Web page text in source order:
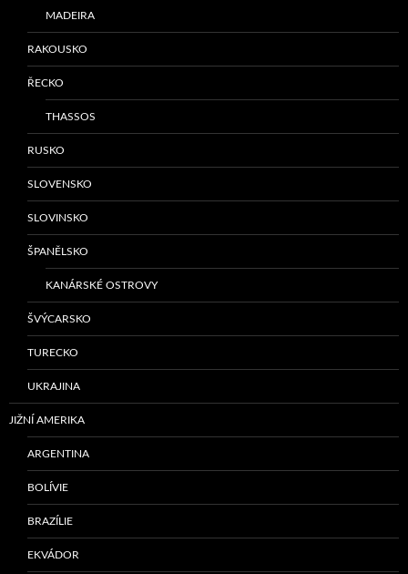
MADEIRA
RAKOUSKO
ŘECKO
THASSOS
RUSKO
SLOVENSKO
SLOVINSKO
ŠPANĚLSKO
KANÁRSKÉ OSTROVY
ŠVÝCARSKO
TURECKO
UKRAJINA
JIŽNÍ AMERIKA
ARGENTINA
BOLÍVIE
BRAZÍLIE
EKVÁDOR